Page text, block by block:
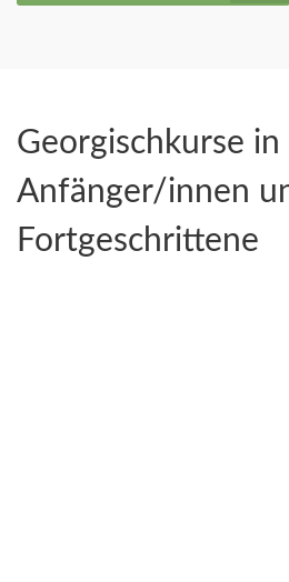
Georgischkurse
Anfänger/innen
Fortgeschrittene